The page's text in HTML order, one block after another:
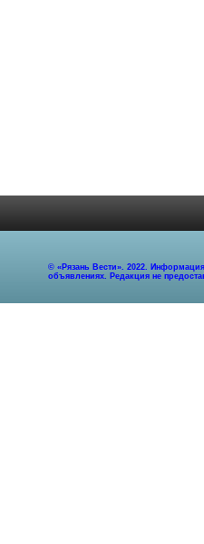
© «Рязань Вести». 2022.
объявлениях. Редакция не